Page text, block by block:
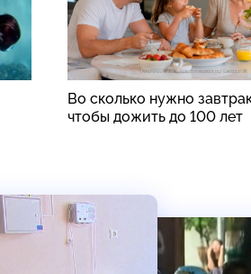
Во сколько нужно
чтобы дожить до 100 лет